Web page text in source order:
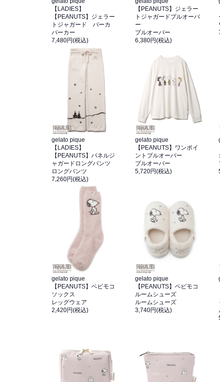
【LADIES】
【PEANUTS】ジェラー
トジャガード パーカ
パーカー
7,480円(税込)
【PEANUTS】ジェラー
トジャガードプルオーバ
ー
プルオーバー
6,380円(税込)
gelato pique
【LADIES】
【PEANUTS】パネルジ
ャガードロングパンツ
ロングパンツ
7,260円(税込)
gelato pique
【PEANUTS】ワンポイ
ントプルオーバー
プルオーバー
5,720円(税込)
gelato pique
【PEANUTS】ベビモコ
ソックス
レッグウェア
2,420円(税込)
gelato pique
【PEANUTS】ベビモコ
ルームシューズ
ルームシューズ
3,740円(税込)